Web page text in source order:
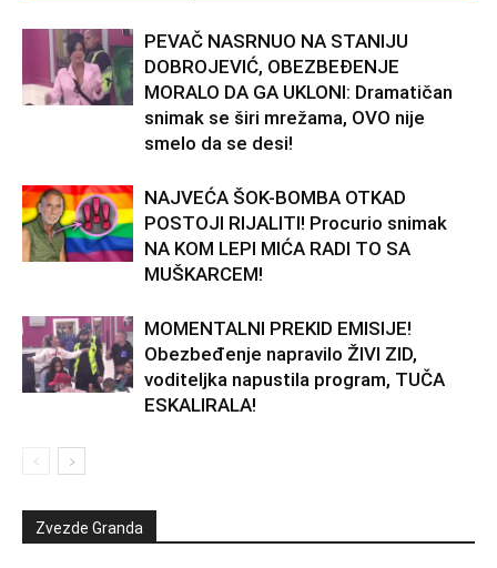
PEVAČ NASRNUO NA STANIJU
DOBROJEVIĆ, OBEZBEĐENJE
MORALO DA GA UKLONI: Dramatičan
snimak se širi mrežama, OVO nije
smelo da se desi!
NAJVEĆA ŠOK-BOMBA OTKAD
POSTOJI RIJALITI! Procurio snimak
NA KOM LEPI MIĆA RADI TO SA
MUŠKARCEM!
MOMENTALNI PREKID EMISIJE!
Obezbeđenje napravilo ŽIVI ZID,
voditeljka napustila program, TUČA
ESKALIRALA!
Zvezde Granda